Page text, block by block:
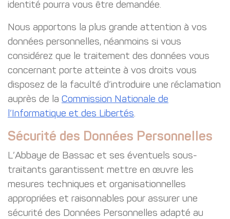
identité pourra vous être demandée.
Nous apportons la plus grande attention à vos
données personnelles, néanmoins si vous
considérez que le traitement des données vous
concernant porte atteinte à vos droits vous
disposez de la faculté d’introduire une réclamation
auprès de la Commission Nationale de
l’Informatique et des Libertés.
Sécurité des Données Personnelles
L’Abbaye de Bassac et ses éventuels sous-
traitants garantissent mettre en œuvre les
mesures techniques et organisationnelles
appropriées et raisonnables pour assurer une
sécurité des Données Personnelles adapté au